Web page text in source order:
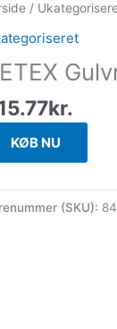
/
kr.
KØB NU
(SKU):